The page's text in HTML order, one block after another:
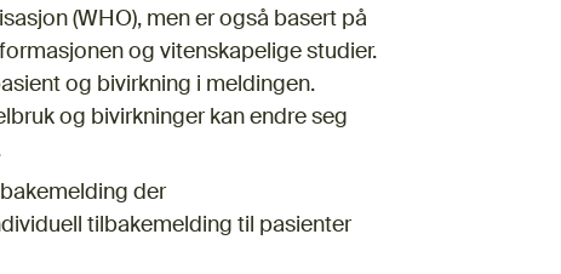
(WHO), men er også basert på
og vitenskapelige studier.
og bivirkning i meldingen.
og bivirkninger kan endre seg
der
tilbakemelding til pasienter